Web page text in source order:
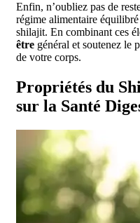
Enfin, n’oubliez pas de
régime alimentaire
shilajit. En combinant ces
être général et soutenez le
de votre corps.
Propriétés du
sur la Santé